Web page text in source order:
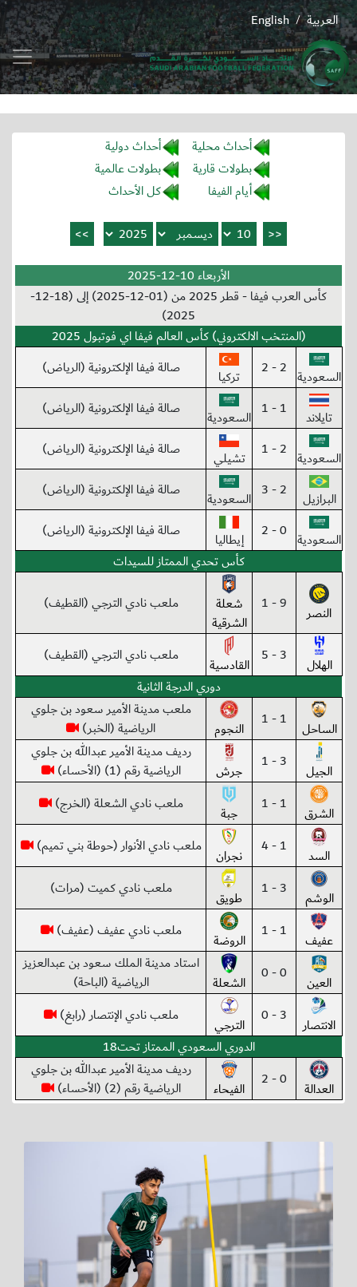
English / العربية
أحداث محلية
أحداث دولية
بطولات قارية
بطولات عالمية
أيام الفيفا
كل الأحداث
الأربعاء 10-12-2025
كأس العرب فيفا - قطر 2025 من (01-12-2025) إلى (18-12-
2025)
(المنتخب الالكتروني) كأس العالم فيفا اي فوتبول 2025
السعودية 2 - 2 تركيا صالة فيفا الإلكترونية (الرياض)
تايلاند 1 - 1 السعودية صالة فيفا الإلكترونية (الرياض)
السعودية 2 - 1 تشيلي صالة فيفا الإلكترونية (الرياض)
البرازيل 2 - 3 السعودية صالة فيفا الإلكترونية (الرياض)
السعودية 0 - 2 إيطاليا
صالة فيفا الإلكترونية (الرياض)
كأس تحدي الممتاز للسيدات
النصر 9 - 1
شعلة
الشرقية
ملعب نادي الترجي (القطيف)
الهلال 3 - 5 القادسية
ملعب نادي الترجي (القطيف)
دوري الدرجة الثانية
الساحل 1 - 1 النجوم
ملعب مدينة الأمير سعود بن جلوي
الرياضية (الخبر)
الجيل 3 - 1 جرش
رديف مدينة الأمير عبدالله بن جلوي
الرياضية رقم (1) (الأحساء)
الشرق 1 - 1 جبة ملعب نادي الشعلة (الخرج)
السد 1 - 4 نجران ملعب نادي الأنوار (حوطة بني تميم)
الوشم 3 - 1 طويق ملعب نادي كميت (مرات)
عفيف 1 - 1 الروضة ملعب نادي عفيف (عفيف)
العين 0 - 0 الشعلة
استاد مدينة الملك سعود بن عبدالعزيز
الرياضية (الباحة)
الانتصار 3 - 0 الترجي
ملعب نادي الإنتصار (رابغ)
الدوري السعودي الممتاز تحت18
العدالة 0 - 2 الفيحاء
رديف مدينة الأمير عبدالله بن جلوي
الرياضية رقم (2) (الأحساء)